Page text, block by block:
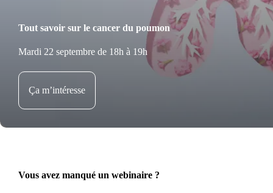
Tout savoir sur le cancer du poumon
Mardi 22 septembre de 18h à 19h
Ça m’intéresse
Vous avez manqué un webinaire ?